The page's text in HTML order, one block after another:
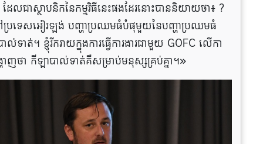
លជាស្ថាបនិកនៃកម្មវិធីនេះផងដែរនោះបាននិយាយថា៖ ?
នៅប្រទេសអៀរឡង់ បញ្ហាប្រឈមធំបំផុមួយនៃបញ្ហាប្រឈមធំ
ាត់។ ខ្ញុំរីករាយក្នុងការធ្វើការងារជាមួយ GOFC លើកា
ញថា កីឡាបាល់ទាត់គឺសម្រាប់មនុស្សគ្រប់គ្នា។»